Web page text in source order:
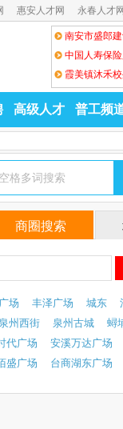
惠安人才网 永春人才
南安市盛郎
霞美镇沐禾
高级人才 普工频
商圈搜索
场 丰泽广场 城东
泉州西街 泉州古城
蟳
代广场
安溪万达广场
盛广场 台商湖东广场